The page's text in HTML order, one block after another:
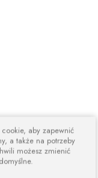
aby zapewnić
a także na potrzeby
możesz zmienić